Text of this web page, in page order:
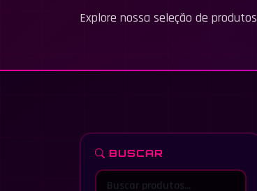
Explore nossa seleção de produtos
BUSCAR